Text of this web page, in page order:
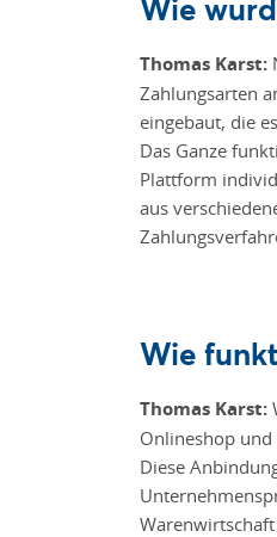
Thomas Karst:
Zahlungsarten
eingebaut, die
Das Ganze
Plattform
aus
Wie
Thomas Karst:
Onlineshop
Diese